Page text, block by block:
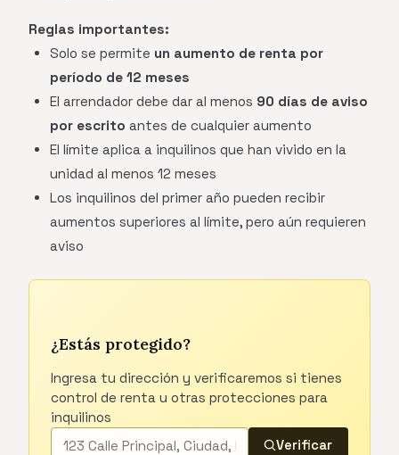
Reglas importantes:
Solo se permite un aumento de renta por
período de 12 meses
El arrendador debe dar al menos 90 días de aviso
por escrito antes de cualquier aumento
El límite aplica a inquilinos que han vivido en la
unidad al menos 12 meses
Los inquilinos del primer año pueden recibir
aumentos superiores al límite, pero aún requieren
aviso
¿Estás protegido?
Ingresa tu dirección y verificaremos si tienes
control de renta u otras protecciones para
inquilinos
Verificar